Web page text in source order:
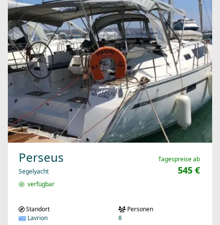
Perseus
Segelyacht
verfügbar
Tagespreise ab
545 €
Standort
Lavrion
Personen
8